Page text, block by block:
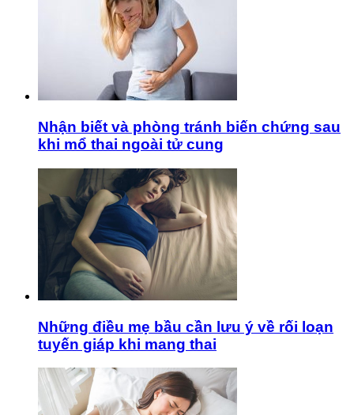
Nhận biết và phòng tránh biến chứng sau
khi mổ thai ngoài tử cung
Những điều mẹ bầu cần lưu ý về rối loạn
tuyến giáp khi mang thai